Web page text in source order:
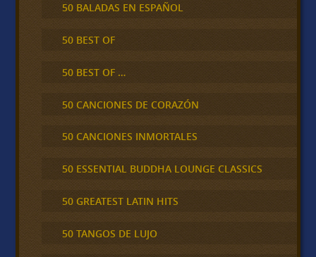
50 BALADAS EN ESPAÑOL
50 BEST OF
50 BEST OF …
50 CANCIONES DE CORAZÓN
50 CANCIONES INMORTALES
50 ESSENTIAL BUDDHA LOUNGE CLASSICS
50 GREATEST LATIN HITS
50 TANGOS DE LUJO